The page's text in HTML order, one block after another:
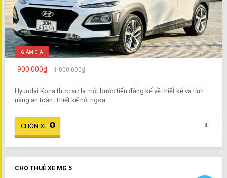
GIẢM GIÁ
900.000₫ 1.000.000₫
Hyundai Kona thực sự là một bước tiến đáng kể về thiết kế và tính
năng an toàn. Thiết kế nội ngoạ...
CHO THUÊ XE MG 5